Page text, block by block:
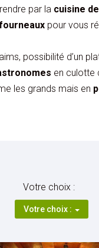
par la cuisine
pour vous
possibilité d’un
en culotte
les grands mais en
Votre choix :
Votre choix :